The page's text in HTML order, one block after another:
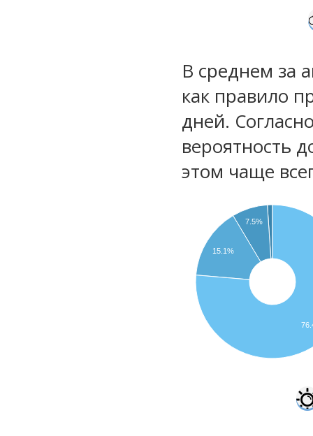
В среднем за
как правило
дней.
вероятность
этом чаще
7.5%
15.1%